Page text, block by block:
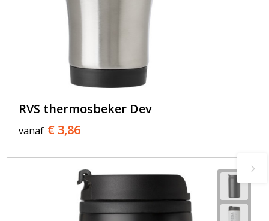
RVS thermosbeker Dev
vanaf € 3,86